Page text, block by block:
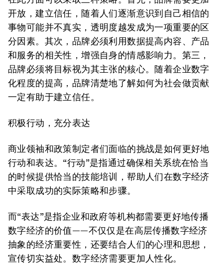
开放，建立信任，随着人们逐渐意识到自己相信的
事物可能并不真实，透明度越发成为一项重要的区
分因素。其次，品牌必须利用数据提高内容、产品
和服务的相关性，增强自身的情感影响力。第三，
品牌必须将目标视为其主张的核心。随着企业数字
化程度的提高，品牌清楚地了解如何为社会做贡献
一定有助于建立信任。
积极行动，充分表达
商业领袖和政策制定者们面临的挑战是如何更好地
行动和表达。“行动”是指通过确保相关系统在恰当
的时候提供恰当的技能培训，帮助人们在数字经济
中采取成功的实际策略和步骤。
而“表达”是指企业和政府等机构都需要更好地传播
数字经济的价值——不仅仅是在高层传播数字经济
抽象的经济重要性，还要结合人们的心理和思想，
宣传切实益处。数字经济需要更加人性化。